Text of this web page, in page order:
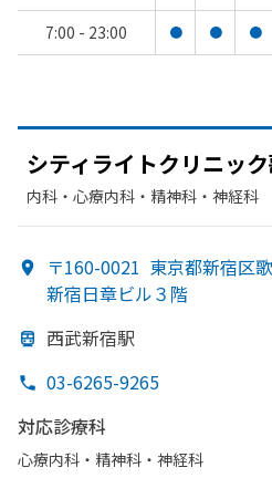
7:00 - 23:00
● ● ●
シティライトクリニッ
内科・​心療内科・​精神科・神経科
〒160-0021 東京都新宿区
新宿日章ビル３階
西武新宿駅
03-6265-9265
対応診療科
心療内科・​精神科・神経科